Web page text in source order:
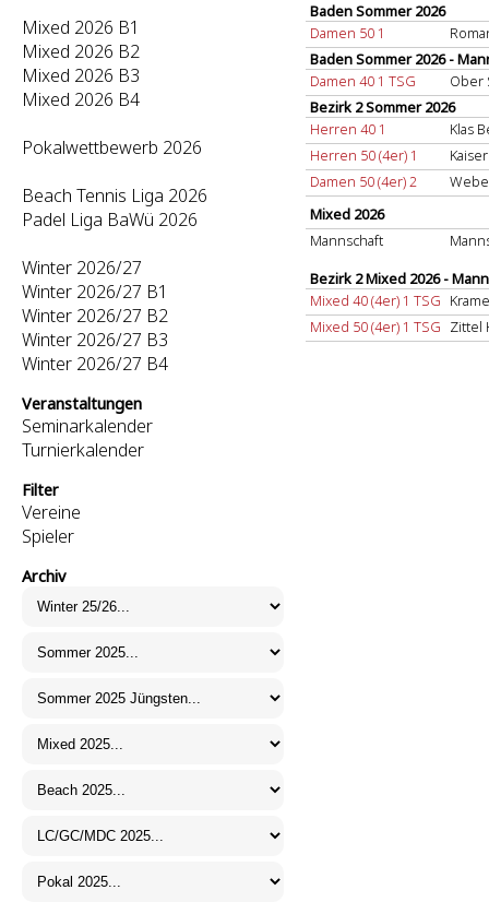
Mixed 2026 B1
Mixed 2026 B2
Mixed 2026 B3
Mixed 2026 B4
Pokalwettbewerb 2026
Beach Tennis Liga 2026
Padel Liga BaWü 2026
Winter 2026/27
Winter 2026/27 B1
Winter 2026/27 B2
Winter 2026/27 B3
Winter 2026/27 B4
Veranstaltungen
Seminarkalender
Turnierkalender
Filter
Vereine
Spieler
Archiv
Baden Sommer 2026
Damen 50 1
Baden Sommer 2026 -
Damen 40 1 TSG
Ober
Bezirk 2 Sommer 2026
Herren 40 1
Klas
Herren 50 (4er) 1
Damen 50 (4er) 2
Mixed 2026
Mannschaft
Bezirk 2 Mixed 2026 -
Mixed 40 (4er) 1 TSG
Mixed 50 (4er) 1 TSG Zittel